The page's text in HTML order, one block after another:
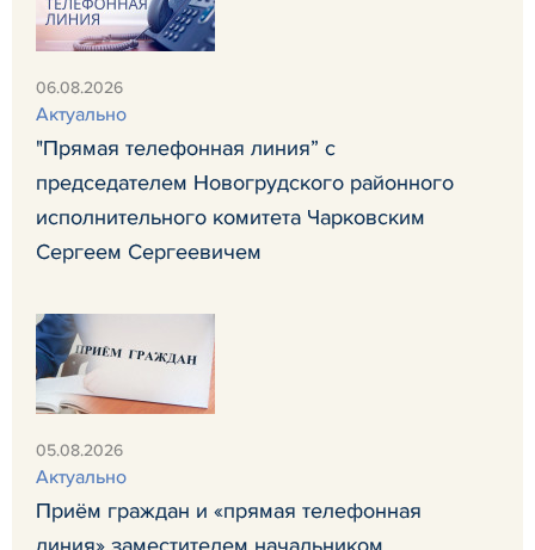
06.08.2026
Актуально
"Прямая телефонная линия” с
председателем Новогрудского районного
исполнительного комитета Чарковским
Сергеем Сергеевичем
05.08.2026
Актуально
Приём граждан и «прямая телефонная